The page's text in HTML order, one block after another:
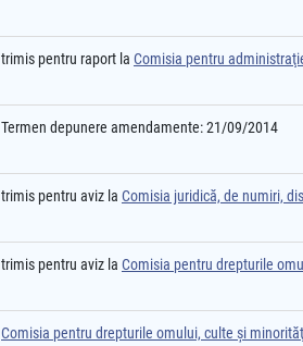
trimis pentru raport la Comisia pentru
Termen depunere amendamente: 21/09/2014
trimis pentru aviz la Comisia juridică, de numiri,
trimis pentru aviz la Comisia pentru drepturile
Comisia pentru drepturile omului, culte şi